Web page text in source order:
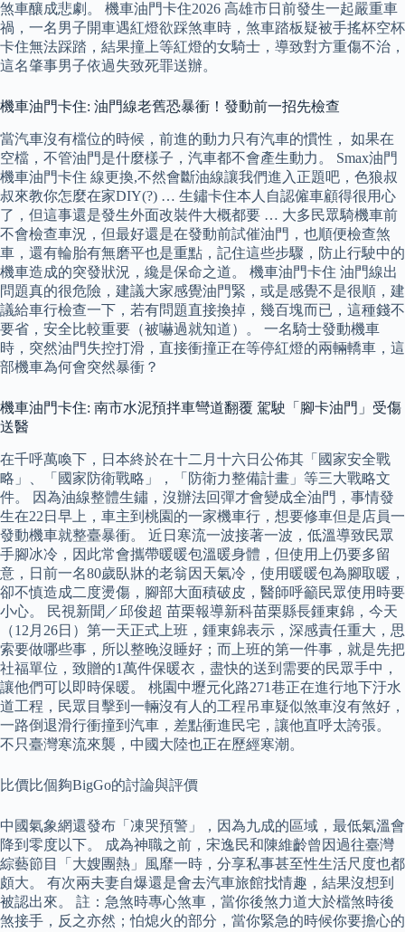
煞車釀成悲劇。 機車油門卡住2026 高雄市日前發生一起嚴重車
禍，一名男子開車遇紅燈欲踩煞車時，煞車踏板疑被手搖杯空杯
卡住無法踩踏，結果撞上等紅燈的女騎士，導致對方重傷不治，
這名肇事男子依過失致死罪送辦。
機車油門卡住: 油門線老舊恐暴衝！發動前一招先檢查
當汽車沒有檔位的時候，前進的動力只有汽車的慣性， 如果在
空檔，不管油門是什麼樣子，汽車都不會產生動力。 Smax油門
機車油門卡住 線更換,不然會斷油線讓我們進入正題吧，色狼叔
叔來教你怎麼在家DIY(?) … 生鏽卡住本人自認僱車顧得很用心
了，但這事還是發生外面改裝件大概都要 … 大多民眾騎機車前
不會檢查車況，但最好還是在發動前試催油門，也順便檢查煞
車，還有輪胎有無磨平也是重點，記住這些步驟，防止行駛中的
機車造成的突發狀況，纔是保命之道。 機車油門卡住 油門線出
問題真的很危險，建議大家感覺油門緊，或是感覺不是很順，建
議給車行檢查一下，若有問題直接換掉，幾百塊而已，這種錢不
要省，安全比較重要（被嚇過就知道）。 一名騎士發動機車
時，突然油門失控打滑，直接衝撞正在等停紅燈的兩輛轎車，這
部機車為何會突然暴衝？
機車油門卡住: 南市水泥預拌車彎道翻覆 駕駛「腳卡油門」受傷
送醫
在千呼萬喚下，日本終於在十二月十六日公佈其「國家安全戰
略」、「國家防衛戰略」，「防衛力整備計畫」等三大戰略文
件。 因為油線整體生鏽，沒辦法回彈才會變成全油門，事情發
生在22日早上，車主到桃園的一家機車行，想要修車但是店員一
發動機車就整臺暴衝。 近日寒流一波接著一波，低溫導致民眾
手腳冰冷，因此常會攜帶暖暖包溫暖身體，但使用上仍要多留
意，日前一名80歲臥牀的老翁因天氣冷，使用暖暖包為腳取暖，
卻不慎造成二度燙傷，腳部大面積破皮，醫師呼籲民眾使用時要
小心。 民視新聞／邱俊超 苗栗報導新科苗栗縣長鍾東錦，今天
（12月26日）第一天正式上班，鍾東錦表示，深感責任重大，思
索要做哪些事，所以整晚沒睡好；而上班的第一件事，就是先把
社福單位，致贈的1萬件保暖衣，盡快的送到需要的民眾手中，
讓他們可以即時保暖。 桃園中壢元化路271巷正在進行地下汙水
道工程，民眾目擊到一輛沒有人的工程吊車疑似煞車沒有煞好，
一路倒退滑行衝撞到汽車，差點衝進民宅，讓他直呼太誇張。
不只臺灣寒流來襲，中國大陸也正在歷經寒潮。
比價比個夠BigGo的討論與評價
中國氣象網還發布「凍哭預警」，因為九成的區域，最低氣溫會
降到零度以下。 成為神職之前，宋逸民和陳維齡曾因過往臺灣
綜藝節目「大嫂團熱」風靡一時，分享私事甚至性生活尺度也都
頗大。 有次兩夫妻自爆還是會去汽車旅館找情趣，結果沒想到
被認出來。 註：急煞時專心煞車，當你後煞力道大於檔煞時後
煞接手，反之亦然；怕熄火的部分，當你緊急的時候你要擔心的